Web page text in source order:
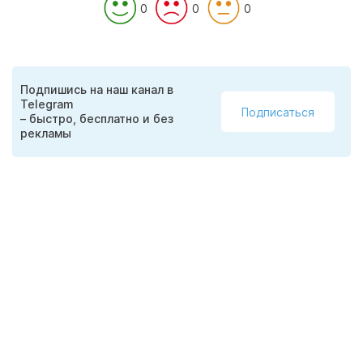
0 0 0
Подпишись на наш канал в
Telegram
– быстро, бесплатно и без
рекламы
Подписаться